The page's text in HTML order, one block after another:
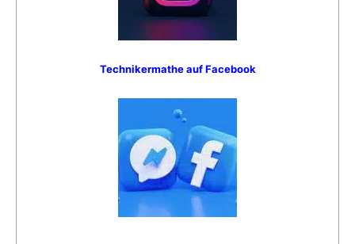
Technikermathe auf Facebook